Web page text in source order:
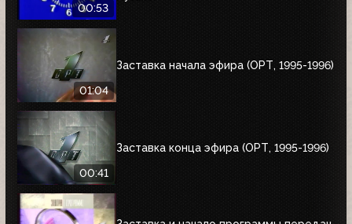
00:53
01:04
Заставка начала эфира (ОРТ, 1995-1996)
00:41
Заставка конца эфира (ОРТ, 1995-1996)